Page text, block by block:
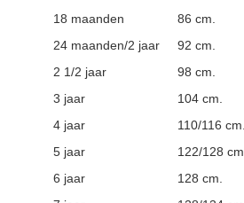
18 maanden
86 cm.
24 maanden/2 jaar
92 cm.
2 1/2 jaar
98 cm.
3 jaar
104 cm.
4 jaar
110/116 cm.
5 jaar
122/128 cm.
6 jaar
128 cm.